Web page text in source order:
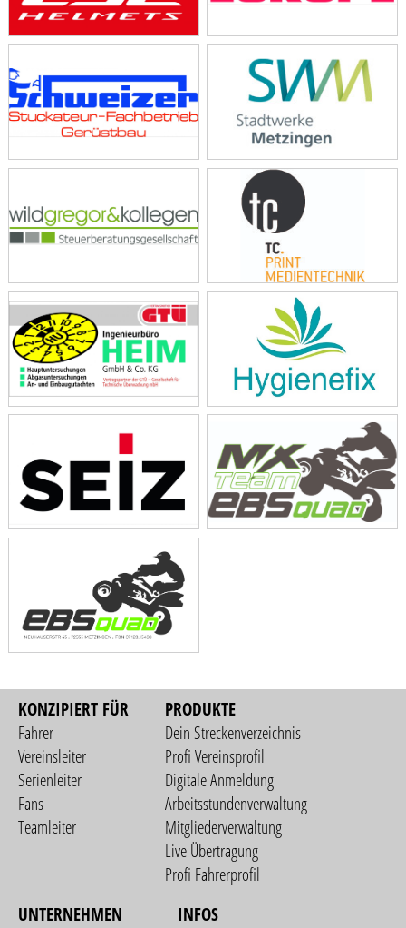
KONZIPIERT FÜR
Fahrer
Vereinsleiter
Serienleiter
Fans
Teamleiter
PRODUKTE
Dein Streckenverzeichnis
Profi Vereinsprofil
Digitale Anmeldung
Arbeitsstundenverwaltung
Mitgliederverwaltung
Live Übertragung
Profi Fahrerprofil
UNTERNEHMEN
INFOS